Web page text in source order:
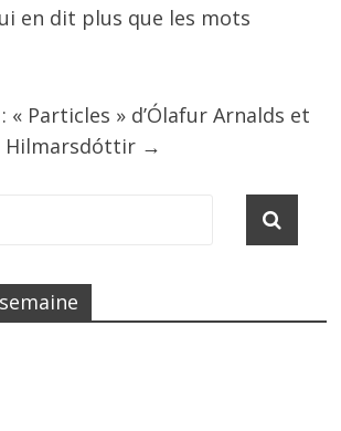
en dit plus que les mots
« Particles » d’Ólafur Arnalds et
Hilmarsdóttir →